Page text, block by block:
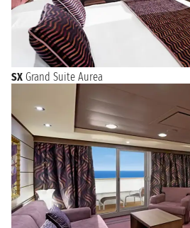
SX Grand Suite Aurea